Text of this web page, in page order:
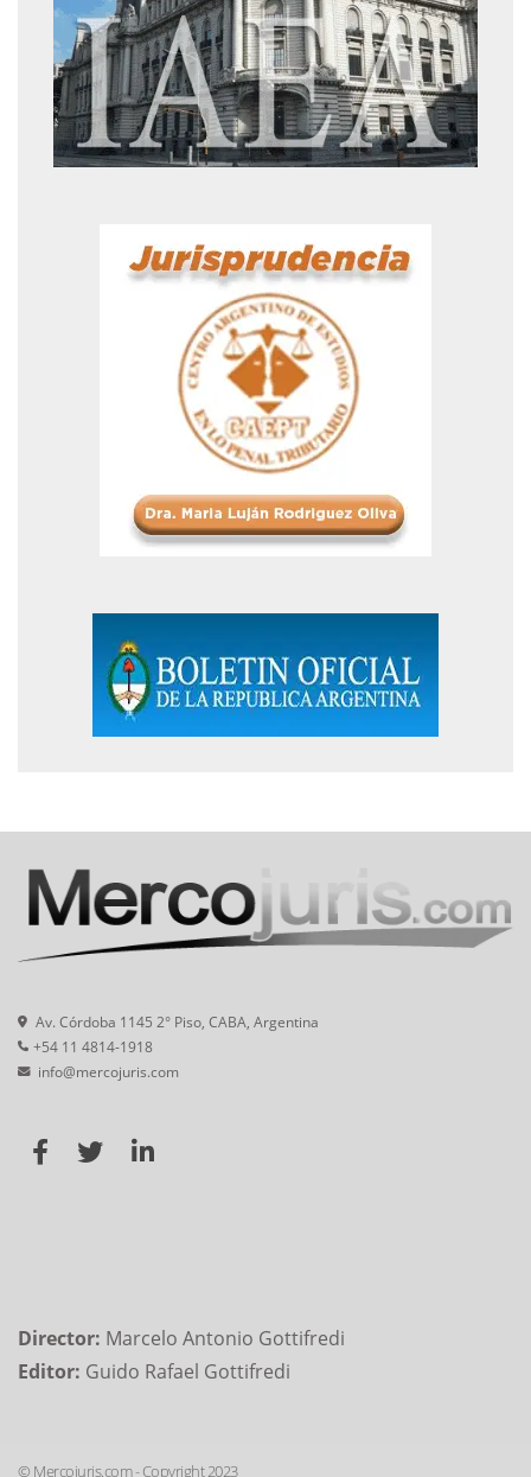
Av. Córdoba 1145 2° Piso, CABA, Argentina
+54 11 4814-1918
info@mercojuris.com
Director: Marcelo Antonio Gottifredi
Editor: Guido Rafael Gottifredi
© Mercojuris.com - Copyright 2023